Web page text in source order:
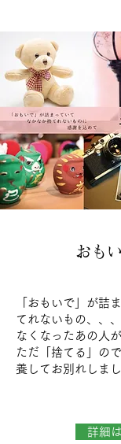
おも
「おもいで」が詰
てれないもの、、、
なくなったあの人
ただ「捨てる」の
養してお別れしま
詳細